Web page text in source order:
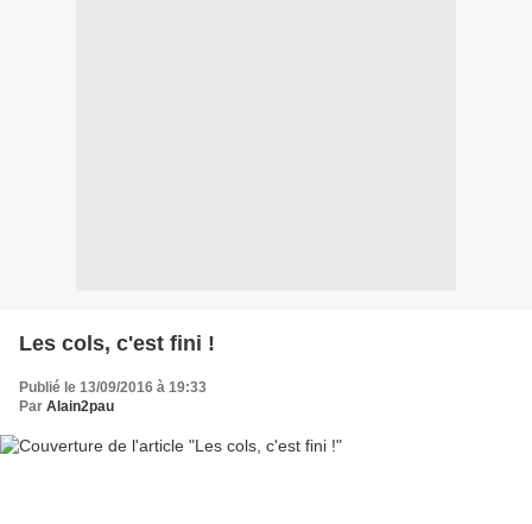
Les cols, c'est fini !
Publié le 13/09/2016 à 19:33
Par Alain2pau